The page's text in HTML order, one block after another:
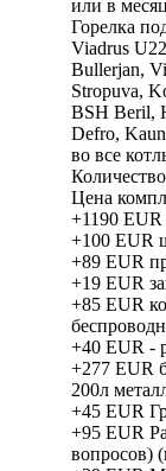
или в
Горелка
Viadrus
Bullerjan,
Stropuva,
BSH Beril,
Defro,
во все
Цена
+1190 EUR
+100 EUR
+89 EUR
+19 EUR
+85 EUR
+40 EUR -
+277 EUR
200л
+45 EUR
+95 EUR
вопросов)